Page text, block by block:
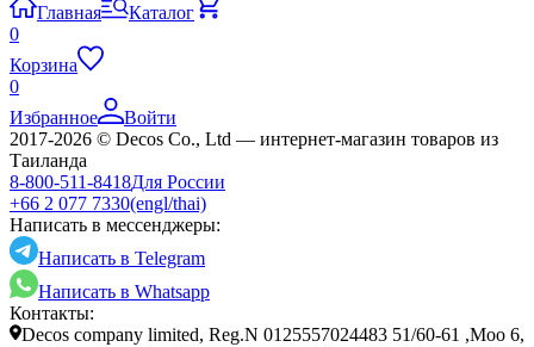
Главная
Каталог
0
Корзина
0
Избранное
Войти
2017-2026 © Decos Co., Ltd — интернет-магазин товаров из
Таиланда
8-800-511-8418Для России
+66 2 077 7330(engl/thai)
Написать в мессенджеры:
Написать в Telegram
Написать в Whatsapp
Контакты:
Decos company limited, Reg.N 0125557024483 51/60-61 ,Moo 6,